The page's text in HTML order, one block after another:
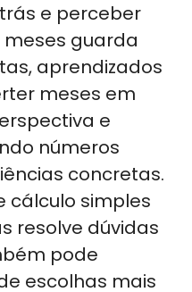
e perceber
guarda
aprendizados
meses em
e
números
concretas.
cálculo simples
resolve dúvidas
pode
escolhas mais